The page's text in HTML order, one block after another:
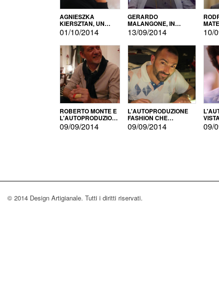
AGNIESZKA
KIERSZTAN, UN
MODELLO DI
AUTOPRODUZIONE
01/10/2014
GERARDO
MALANGONE, IN
GIURIA PER IL
CONCORSO
LETTERARIO
13/09/2014 10/
ROBERTO MONTE E
L'AUTOPRODUZIONE
CON IL CENSIMENTO
09/09/2014
L'AUTOPRODUZIONE
FASHION CHE
CONQUISTA GLI USA
09/09/2014 09/
© 2014 Design Artigianale. Tutti i diritti riservati.